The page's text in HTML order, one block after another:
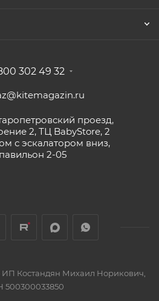
302 49 32
проезд,
2, ТЦ BabyStore, 2
с эскалатором вниз,
павильон 2-05
ИП Костандян Михаил Норикович,
500300033850